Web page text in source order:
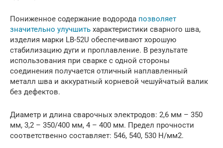
Пониженное содержание водорода позволяет
значительно улучшить характеристики сварного шва,
изделия марки LB-52U обеспечивают хорошую
стабилизацию дуги и проплавление. В результате
использования при сварке с одной стороны
соединения получается отличный наплавленный
металл шва и аккуратный корневой чешуйчатый валик
без дефектов.
Диаметр и длина сварочных электродов: 2,6 мм – 350
мм, 3,2 – 350/400 мм, 4 – 400 мм. Предел прочности
соответственно составляет: 546, 540, 530 Н/мм2.